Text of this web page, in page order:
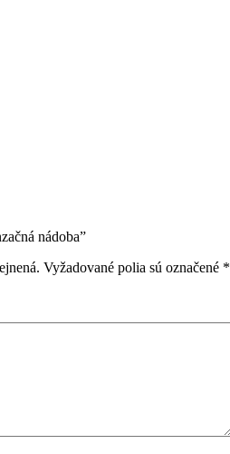
nádoba”
Vyžadované polia sú označené *